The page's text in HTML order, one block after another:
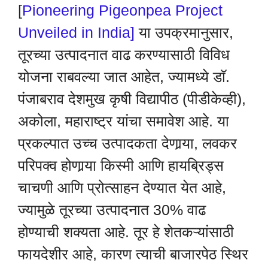
[Pioneering Pigeonpea Project
Unveiled in India] या उपक्रमानुसार,
तूरच्या उत्पादनात वाढ करण्यासाठी विविध
योजना राबवल्या जात आहेत, ज्यामध्ये डाॅ.
पंजाबराव देशमुख कृषी विद्यापीठ (पीडीकेव्ही),
अकोला, महाराष्ट्र यांचा समावेश आहे. या
प्रकल्पात उच्च उत्पादकता देणार्‍या, लवकर
परिपक्व होणार्‍या किस्मी आणि हायब्रिड्स
चाचणी आणि प्रोत्साहन देण्यात येत आहे,
ज्यामुळे तूरच्या उत्पादनात 30% वाढ
होण्याची शक्यता आहे. तूर हे शेतकऱ्यांसाठी
फायदेशीर आहे, कारण त्याची बाजारपेठ स्थिर